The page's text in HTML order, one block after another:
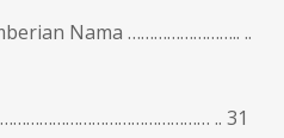
Nama …………………….. ..
.. 31